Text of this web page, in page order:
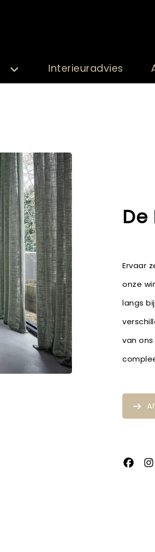
Interieuradvies
Ervaar
onze
langs
van